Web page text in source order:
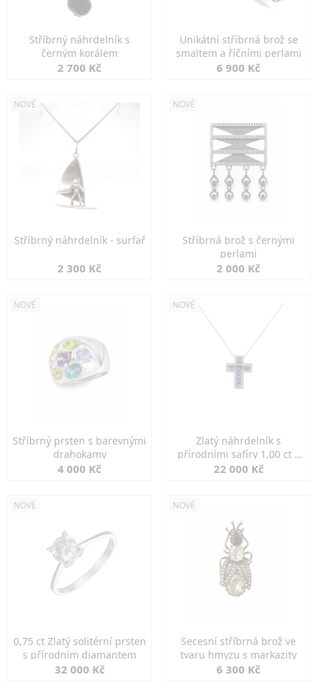
Stříbrný náhrdelník s
černým korálem
2 700 Kč
Unikátní stříbrná brož se
smaltem a říčními perlami
6 900 Kč
NOVÉ
Stříbrný náhrdelník - surfař
2 300 Kč
NOVÉ
Stříbrná brož s černými
perlami
2 000 Kč
NOVÉ
Stříbrný prsten s barevnými
drahokamy
4 000 Kč
NOVÉ
Zlatý náhrdelník s
přírodními safíry 1,00 ct a
diamanty
22 000 Kč
NOVÉ
0,75 ct Zlatý solitérní prsten
s přírodním diamantem
32 000 Kč
NOVÉ
Secesní stříbrná brož ve
tvaru hmyzu s markazity
6 300 Kč